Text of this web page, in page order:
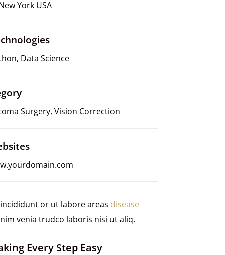
York USA
Data Science
Surgery, Vision Correction
or ut labore areas disease
venia trudco laboris nisi ut aliq.
Every Step Easy